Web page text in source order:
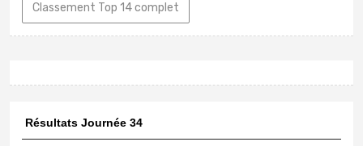
Classement Top 14 complet
Résultats Journée 34